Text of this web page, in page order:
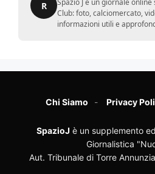
R
Spazio J è un giornale online
Club: foto, calciomercato,
informazioni utili e
Chi Siamo Privacy
SpazioJ è un supplemento
Giornalistica
Aut. Tribunale di Torre